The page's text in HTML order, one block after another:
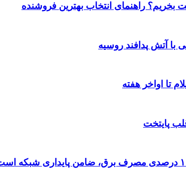
بخریم؟ راهنمای انتخاب بهترین فروشنده
پایتخت